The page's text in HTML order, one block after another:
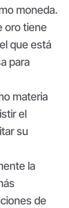
moneda.
oro tiene
que está
para
materia
el
su
la
de